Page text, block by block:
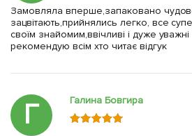
Замовляла вперше,запаковано
зацвітають,прийнялись легко, все
своїм знайомим,ввічливі і дуже
рекомендую всім хто читає відгук
Г Галина Бовгира